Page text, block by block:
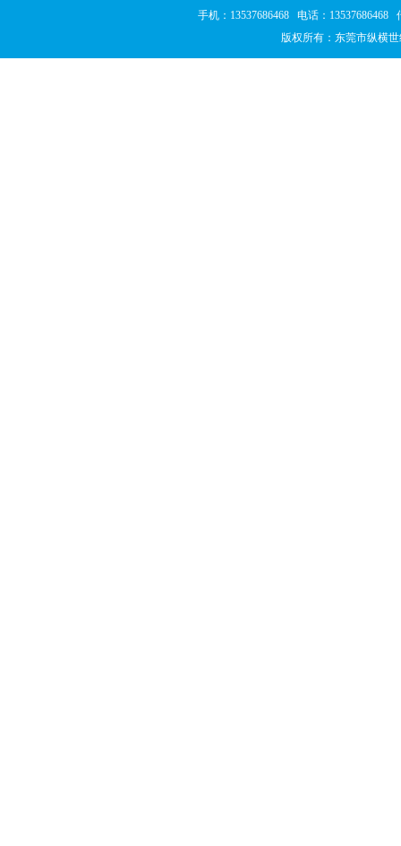
手机：13537686468 电话：13537686468
版权所有：东莞市纵横